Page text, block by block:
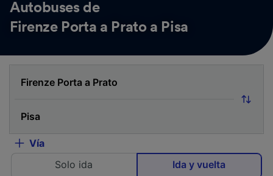
Autobuses de
Firenze Porta a Prato a Pisa
Vía
Solo ida
Ida y vuelta